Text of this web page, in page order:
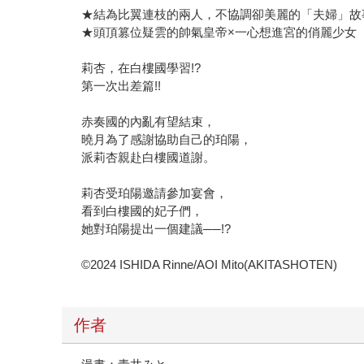
★結為比翼連枝的兩人，不協調卻美麗的「夫婦」故
★頭頂篡位疑雲的帥氣皇帝×一心想進宮的俏麗少女
莉杏，在白樓國學習!?
第一次出差篇!!
赤奏國的內亂有望結束，
曉月為了感謝協助自己的珀陽，
派莉杏親赴白樓國道謝。
莉杏受珀陽邀請參加宴會，
看到白樓國的妃子們，
她對珀陽提出一個建議──!?
©2024 ISHIDA Rinne/AOI Mito(AKITASHOTEN)
作者